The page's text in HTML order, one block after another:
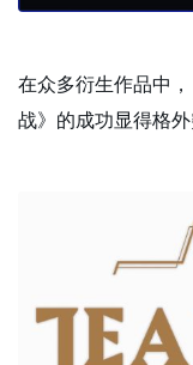
在众多衍生作品中
战》的成功显得格